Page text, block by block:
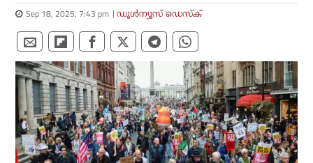
Sep 18, 2025, 7:43 pm ഡൂള്‍ന്യൂസ് ഡെസ്‌ക്